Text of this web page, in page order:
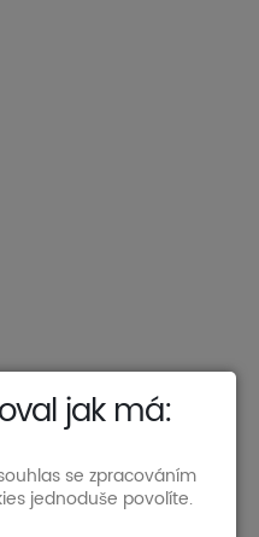
jak má:
se zpracováním
jednoduše povolíte.